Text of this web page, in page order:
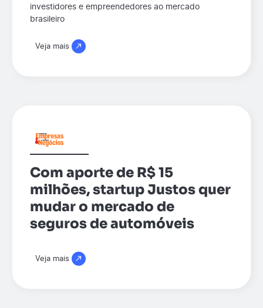
investidores e empreendedores ao mercado
brasileiro
Veja mais
Com aporte de R$ 15
milhões, startup Justos quer
mudar o mercado de
seguros de automóveis
Veja mais